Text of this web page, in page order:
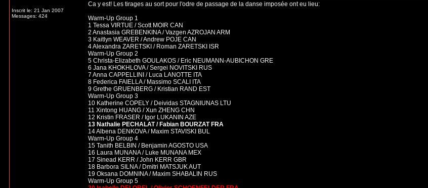
Inscrit le: 21 Jan 2007
Messages: 424
Ca y est! Les tirages au sort pour l'odre de passage de la danse imposée ont eu lieu:
Warm-Up Group 1
1 Tessa VIRTUE / Scott MOIR CAN
2 Anastasia GREBENKINA / Vazgen AZROJAN ARM
3 Kaitlyn WEAVER / Andrew POJE CAN
4 Alexandra ZARETSKI / Roman ZARETSKI ISR
Warm-Up Group 2
5 Christa-Elizabeth GOULAKOS / Eric NEUMANN-AUBICHON GRE
6 Jana KHOKHLOVA / Sergei NOVITSKI RUS
7 Anna CAPPELLINI / Luca LANOTTE ITA
8 Federica FAIELLA / Massimo SCALI ITA
9 Grethe GRUENBERG / Kristian RAND EST
Warm-Up Group 3
10 Katherine COPELY / Deividas STAGNIUNAS LTU
11 Xintong HUANG / Xun ZHENG CHN
12 Kristin FRASER / Igor LUKANIN AZE
13 Nathalie PECHALAT / Fabian BOURZAT FRA
14 Albena DENKOVA / Maxim STAVISKI BUL
Warm-Up Group 4
15 Tanith BELBIN / Benjamin AGOSTO USA
16 Laura MUNANA / Luke MUNANA MEX
17 Sinead KERR / John KERR GBR
18 Barbora SILNA / Dmitri MATSJUK AUT
19 Oksana DOMNINA / Maxim SHABALIN RUS
Warm-Up Group 5